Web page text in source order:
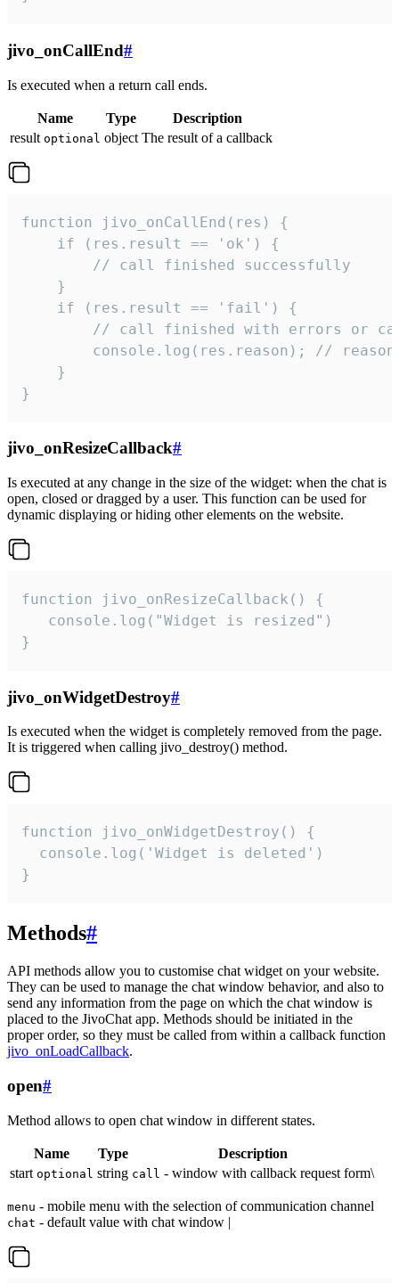
jivo_onCallEnd#
Is executed when a return call ends.
Name Type
Description
result optional object The result of a callback
function jivo_onCallEnd(res) {
    if (res.result == 'ok') {
        // call finished successfully
    }
    if (res.result == 'fail') {
// call finished with errors or
console.log(res.reason); //
    }
}
jivo_onResizeCallback#
Is executed at any change in the size of the widget: when the chat is
open, closed or dragged by a user. This function can be used for
dynamic displaying or hiding other elements on the website.
function jivo_onResizeCallback() {
   console.log("Widget is resized")
}
jivo_onWidgetDestroy#
Is executed when the widget is completely removed from the page.
It is triggered when calling jivo_destroy() method.
function jivo_onWidgetDestroy() {
  console.log('Widget is deleted')
}
Methods#
API methods allow you to customise chat widget on your website.
They can be used to manage the chat window behavior, and also to
send any information from the page on which the chat window is
placed to the JivoChat app. Methods should be initiated in the
proper order, so they must be called from within a callback function
jivo_onLoadCallback.
open#
Method allows to open chat window in different states.
Name Type
Description
start optional string call - window with callback request form\
menu - mobile menu with the selection of communication channel
chat - default value with chat window |